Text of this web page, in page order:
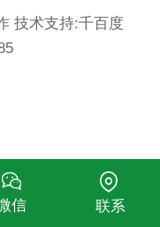
技术支持:千百度
信 联系